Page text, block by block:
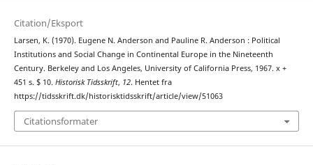
Citation/Eksport
Larsen, K. (1970). Eugene N. Anderson and Pauline R. Anderson : Political
Institutions and Social Change in Continental Europe in the Nineteenth
Century. Berkeley and Los Angeles, University of California Press, 1967. x +
451 s. $ 10. Historisk Tidsskrift, 12. Hentet fra
https://tidsskrift.dk/historisktidsskrift/article/view/51063
Citationsformater